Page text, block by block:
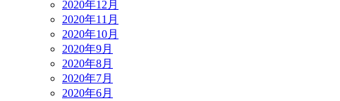
2020年12月
2020年11月
2020年10月
2020年9月
2020年8月
2020年7月
2020年6月